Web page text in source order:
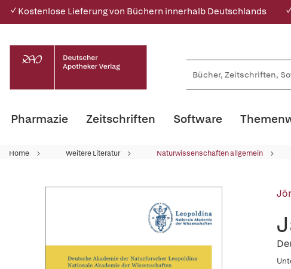
✓ Kostenlose Lieferung von Büchern innerhalb Deutschlands
Pharmazie Zeitschriften Software
Home Weitere Literatur Naturwissenschaften allgemein